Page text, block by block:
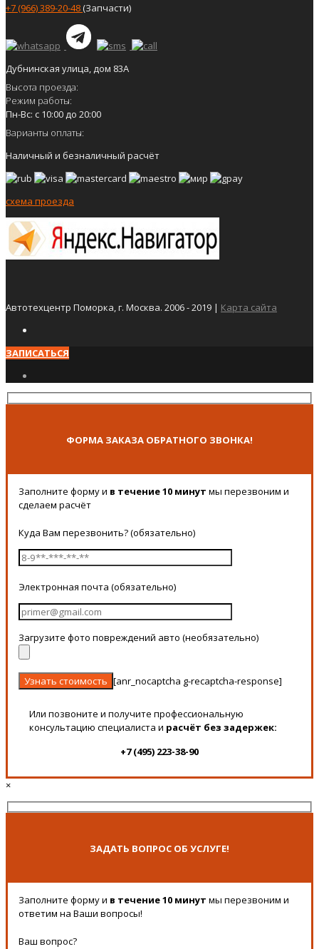
+7 (966) 389-20-48(Запчасти)
Дубнинская улица, дом 83А
Высота проезда:
Режим работы:
Пн-Вс: с 10:00 до 20:00
Варианты оплаты:
Наличный и безналичный расчёт
схема проезда
Автотехцентр Поморка, г. Москва. 2006 - 2019 | Карта сайта
ЗАПИСАТЬСЯ
ФОРМА ЗАКАЗА ОБРАТНОГО ЗВОНКА!
Заполните форму и в течение 10 минут мы перезвоним и
сделаем расчёт
Куда Вам перезвонить? (обязательно)
Электронная почта (обязательно)
Загрузите фото повреждений авто (необязательно)
[anr_nocaptcha g-recaptcha-response]
Или позвоните и получите профессиональную
консультацию специалиста и расчёт без задержек:
+7 (495) 223-38-90
×
ЗАДАТЬ ВОПРОС ОБ УСЛУГЕ!
Заполните форму и в течение 10 минут мы перезвоним и
ответим на Ваши вопросы!
Ваш вопрос?